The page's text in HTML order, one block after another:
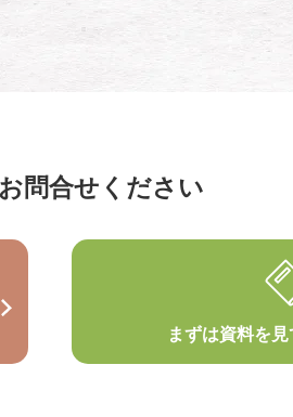
問合せください
まずは資料を見